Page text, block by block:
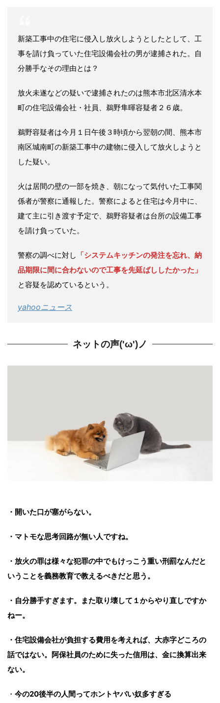
新築工事中の住宅に侵入し放火しようとしたとして、工
事を請け負っていた住宅設備会社の男が逮捕された。自
分勝手なその理由とは？
放火未遂などの疑いで逮捕されたのは熊本市北区清水本
町の住宅設備会社・社員、鵜野隼暉容疑者２６歳。
鵜野容疑者は今月１日午後３時頃から翌朝の間、熊本市
南区城南町の新築工事中の建物に侵入して放火しようと
した疑い。
火は居間の壁の一部を焼き、朝になって気付いた工事関
係者が警察に通報した。警察によると住宅は今月中に、
建て主に引き渡す予定で、鵜野容疑者は台所の設備工事
を請け負っていた。
警察の調べに対し 「システムキッチンの発注を忘れ、納
品期限に間に合わないので工事を先延ばししたかった」
と容疑を認めているという。
yahooニュース
ネットの声('ω')ノ
・開いた口が塞がらない。
・マトモな思考回路が無い人ですね。
・放火の罪は様々な犯罪の中でもけっこう重い刑罰なんだと
いうことを義務教育で教えるべきだと思う。
・自分勝手すぎます。また取り壊して１からやり直しですか
ねー。
・住宅設備会社が負担する費用を考えれば、大赤字どころの
話ではない。阿保社員のために失った信用は、金に換算出来
ない。
・ 今の20後半の人間ってホントヤバい奴多すぎる